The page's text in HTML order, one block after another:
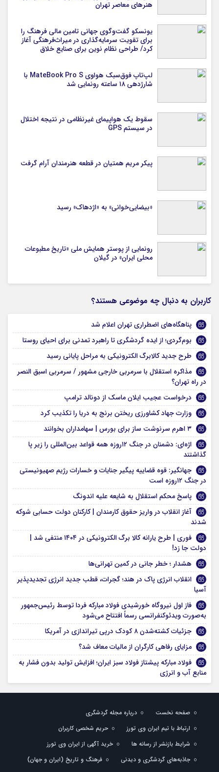
هنرهای معاصر تهران
یونسکو گفت‌وگوی جهانی تامین مالی فرهنگ را
برای تقویت سرمایه‌گذاری در میراث‌فرهنگی آغاز
کرد/ طراحی نظام نوین برای صنایع خلاق
لپ‌تاپ فوق‌سبک هواوی MateBook Pro S با
شارژدهی ۱۸ ساعته رونمایی شد
سقوط یک هواپیمای غیرنظامی در نتیجه اختلال
در سیستم‌ GPS
پیکر مریم همتیان در قطعه هنرمندان آرام گرفت
«بیضایی‌خوانی» به «اژدهاک» رسید
رونمایی از پوستر همایش ملی «تاریخ مطبوعات
محلی ایران» در گیلان
کاربران به دنبال چه موضوعی هستند؟
پناهگاه‌های اضطراری تهران اعلام شد
بوم‌گردی؛ از ایده گردشگری تا راهبرد تمدنی برای احیای روستا
طرح جدید کالابرگ الکترونیکی به مراحل پایانی رسید
مذاکره استقلال با سرمربی خارجی مشهور / سرمربی اسبق النصر
در راه تهران؟
درخواست عجیب ایلان ماسک از دونالد ترامپ
وزارت جهاد کشاورزی ریختن برنج به دریا را تکذیب کرد
۳ اهرم سرنوشت ساز برای بورس | سهامداران بخوانند
اژه‌ای: دشمنان در جنگ ۱۲روزه همه قواعد بین‌المللی را زیر پا
گذاشتند
جهانگیر: قوه قضاییه پیگیر جنایات و خسارات رژیم صهیونیستی
در جنگ ۱۲روزه است
پاسخ محکم استقلال به شایعه علیه اندونگ
آغاز انقلاب در واریز حقوق کارمندان | کارکنان دولت حسابی شوکه
شدند
فوری | طرح یارانه کالا برگ الکترونیکی در ۱۴۰۴ منتفی شد |
دولت جا زد!
هشدار ؛ خطر جانی در کمین تهرانی‌ها
انقلاب انرژی پاک در هند؛ گجرات، قطب جدید انرژی تجدیدپذیر
آسیا
فاز اول نیروگاه خورشیدی فولاد مبارکه فردا توسط رئیس‌جمهور
به‌صورت ویدئوکنفرانسی رسماً افتتاح می‌شود
جزئیات کشته‌شدن ۸ کودک درپی تیراندازی در آمریکا
مزایای رفاهی کارگران از مالیات معاف شد؟
فولاد مبارکه پیشتاز فولاد سبز ایران؛ افزایش تولید بدون فشار به
منابع آب و انرژی
صفحه نخست
درباره مجله گردشگری
ارتباط با تیم ایران وی تورز
حریم شخصی کاربران
شرایط بازنشر از رسانه ها
خرید آگهی از ایران وی تورز
جاذبه‌های گردشگری و دیدنی
فرهنگ و تاریخ (ایران و جهان)